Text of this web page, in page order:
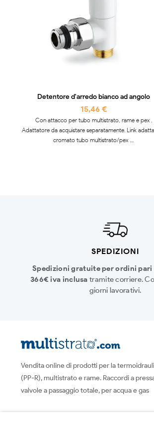
Detentore d'arredo bianco ad angolo
15,46 €
Con attacco per tubo multistrato, rame e pex .
Adattatore da acquistare separatamente. Link
cromato tubo multistrato/pex ....
SPEDIZIONI
Spedizioni gratuite per ordini pari
366€ iva inclusa tramite corriere.
giorni lavorativi.
Vendita online di prodotti per la
(PP-R), multistrato e rame. Raccordi a
valvole a passaggio totale, per acqua e gas